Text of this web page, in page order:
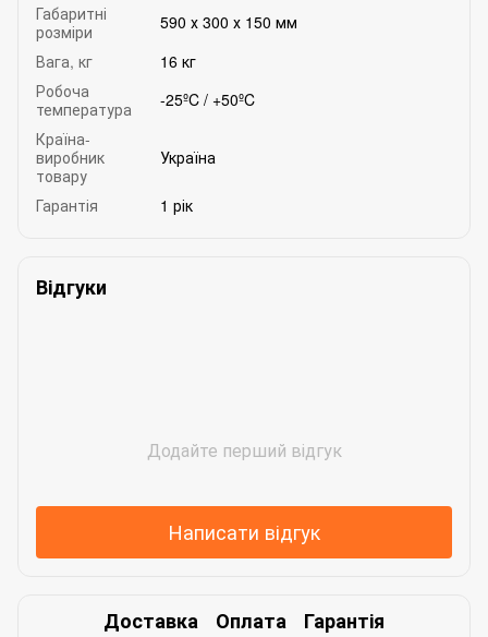
Габаритні
розміри
590 х 300 х 150 мм
Вага, кг
16 кг
Робоча
температура
-25ºC / +50ºC
Країна-
виробник
товару
Україна
Гарантія 1 рік
Відгуки
Додайте перший відгук
Написати відгук
Доставка Оплата Гарантія